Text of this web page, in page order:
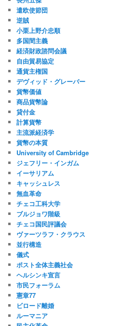
遣欧使節団
逆賊
小栗上野介忠順
多国間主義
経済財政諮問会議
自由貿易協定
通貨主権国
デヴィッド・グレーバー
貨幣価値
商品貨幣論
貸付金
計算貨幣
主流派経済学
貨幣の本質
University of Cambridge
ジェフリー・インガム
イーサリアム
キャッシュレス
無血革命
チェコ工科大学
ブルジョワ階級
チェコ国民評議会
ヴァーツラフ・クラウス
並行構造
儀式
ポスト全体主義社会
ヘルシンキ宣言
市民フォーラム
憲章77
ビロード離婚
ルーマニア